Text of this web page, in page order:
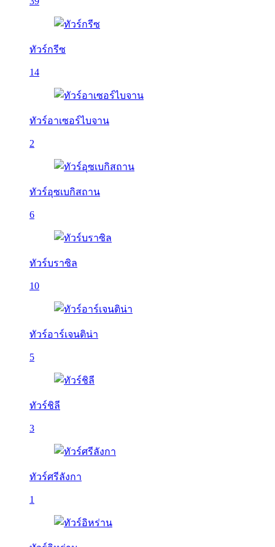
ทัวร์กรีซ
14
ทัวร์อาเซอร์ไบจาน
2
ทัวร์อุซเบกิสถาน
6
ทัวร์บราซิล
10
ทัวร์อาร์เจนติน่า
5
ทัวร์ชิลี
3
ทัวร์ศรีลังกา
1